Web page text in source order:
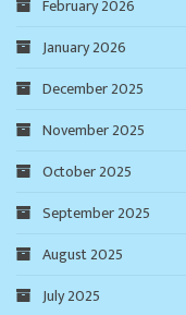
February 2026
January 2026
December 2025
November 2025
October 2025
September 2025
August 2025
July 2025